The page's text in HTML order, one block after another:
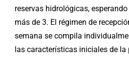
reservas hidrológicas,
más de 3. El régimen de
semana se compila
las características iniciales de la